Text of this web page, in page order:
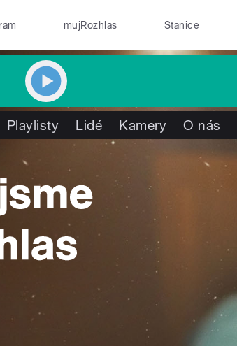
mujRozhlas Stanice
Playlisty Lidé Kamery O nás